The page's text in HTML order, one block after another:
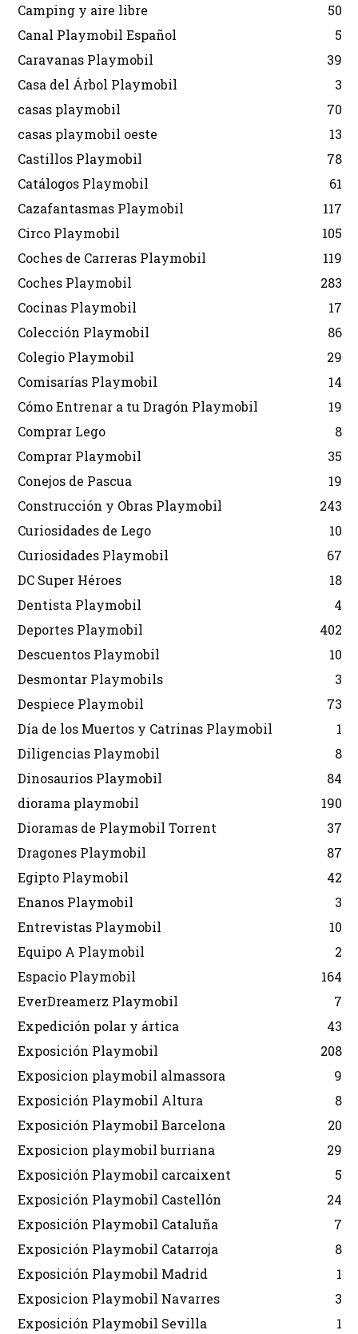
Camping y aire libre
50
Canal Playmobil Español
5
Caravanas Playmobil
39
Casa del Árbol Playmobil
3
casas playmobil
70
casas playmobil oeste
13
Castillos Playmobil
78
Catálogos Playmobil
61
Cazafantasmas Playmobil
117
Circo Playmobil
105
Coches de Carreras Playmobil
119
Coches Playmobil
283
Cocinas Playmobil
17
Colección Playmobil
86
Colegio Playmobil
29
Comisarías Playmobil
14
Cómo Entrenar a tu Dragón Playmobil
19
Comprar Lego
8
Comprar Playmobil
35
Conejos de Pascua
19
Construcción y Obras Playmobil
243
Curiosidades de Lego
10
Curiosidades Playmobil
67
DC Super Héroes
18
Dentista Playmobil
4
Deportes Playmobil
402
Descuentos Playmobil
10
Desmontar Playmobils
3
Despiece Playmobil
73
Día de los Muertos y Catrinas Playmobil
1
Diligencias Playmobil
8
Dinosaurios Playmobil
84
diorama playmobil
190
Dioramas de Playmobil Torrent
37
Dragones Playmobil
87
Egipto Playmobil
42
Enanos Playmobil
3
Entrevistas Playmobil
10
Equipo A Playmobil
2
Espacio Playmobil
164
EverDreamerz Playmobil
7
Expedición polar y ártica
43
Exposición Playmobil
208
Exposicion playmobil almassora
9
Exposición Playmobil Altura
8
Exposición Playmobil Barcelona
20
Exposicion playmobil burriana
29
Exposición Playmobil carcaixent
5
Exposición Playmobil Castellón
24
Exposición Playmobil Cataluña
7
Exposición Playmobil Catarroja
8
Exposición Playmobil Madrid
1
Exposicion Playmobil Navarres
3
Exposición Playmobil Sevilla
1